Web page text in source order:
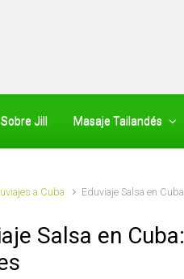
Sobre Jill Masaje Tailandés
a Cuba Eduviaje Salsa en
Salsa en